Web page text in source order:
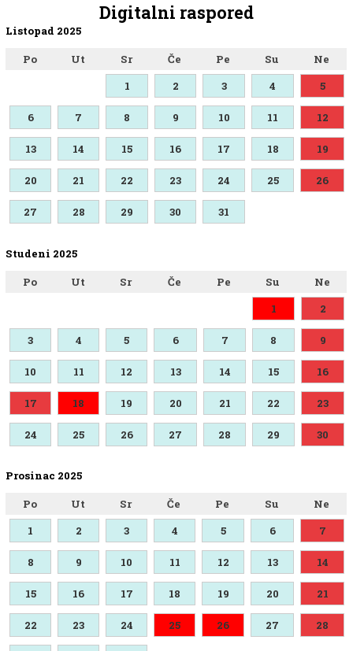
Digitalni raspored
Listopad 2025
Po Ut Sr Če Pe Su
Ne
1
2 3 4 5
6 7 8 9 10 11 12
13 14 15 16 17 18 19
20 21 22 23 24 25 26
27 28 29 30 31
Studeni 2025
Po Ut Sr Če Pe Su
Ne
1
2
3 4 5 6 7 8 9
10 11 12 13 14 15 16
17 18 19 20 21 22 23
24 25 26 27 28 29 30
Prosinac 2025
Po Ut Sr Če Pe Su
Ne
1
2 3 4 5 6 7
8 9 10 11 12 13 14
15 16 17 18 19 20 21
22 23 24 25 26 27 28